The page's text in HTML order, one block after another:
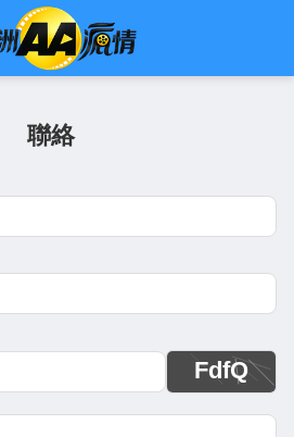
🇺🇸EN 🇯🇵日本語
聯絡